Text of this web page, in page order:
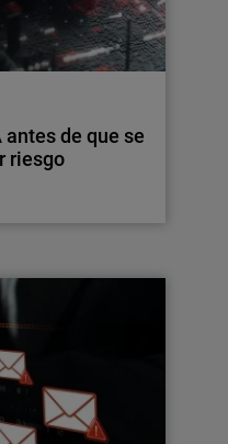
de que se
riesgo